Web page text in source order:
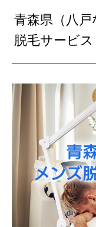
青森県（八
脱毛サービ